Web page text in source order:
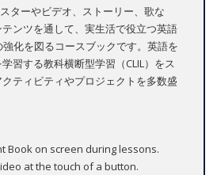
ターやビデオ、ストーリー、歌な
ンツを通して、実生活で役立つ英語
化を図るコースブックです。英語を
習する教科横断型学習（CLIL）をス
ティビティやプロジェクトを多数盛
Book on screen during lessons.
at the touch of a button.